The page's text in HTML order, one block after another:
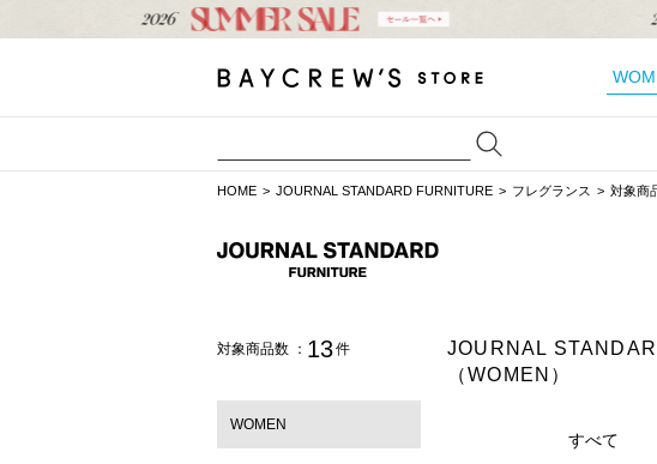
HOME JOURNAL STANDARD FURNITURE フレグランス 対象商
対象商品数 ： 13件
WOMEN
JOURNAL
（WOMEN）
すべて